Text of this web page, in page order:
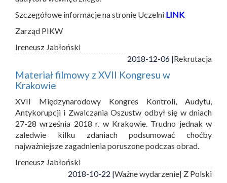
Szczegółowe informacje na stronie Uczelni LINK
Zarząd PIKW
Ireneusz Jabłoński
2018-12-06 |Rekrutacja
Materiał filmowy z XVII Kongresu w
Krakowie
XVII Międzynarodowy Kongres Kontroli, Audytu,
Antykorupcji i Zwalczania Oszustw odbył się w dniach
27-28 września 2018 r. w Krakowie. Trudno jednak w
zaledwie kilku zdaniach podsumować choćby
najważniejsze zagadnienia poruszone podczas obrad.
Ireneusz Jabłoński
2018-10-22 |Ważne wydarzenie| Z Polski